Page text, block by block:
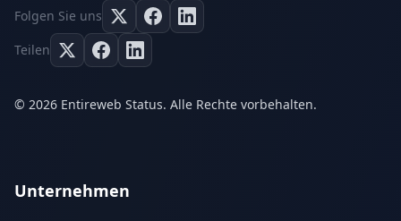
Folgen Sie uns
Teilen
© 2026 Entireweb Status. Alle Rechte vorbehalten.
Unternehmen